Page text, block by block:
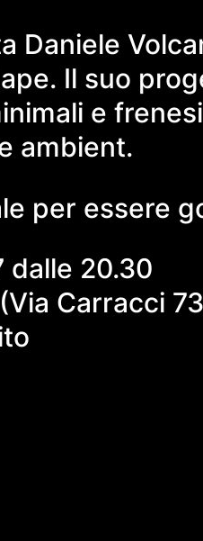
Daniele
Il suo
e
ambient.
per essere
dalle 20.30
Carracci